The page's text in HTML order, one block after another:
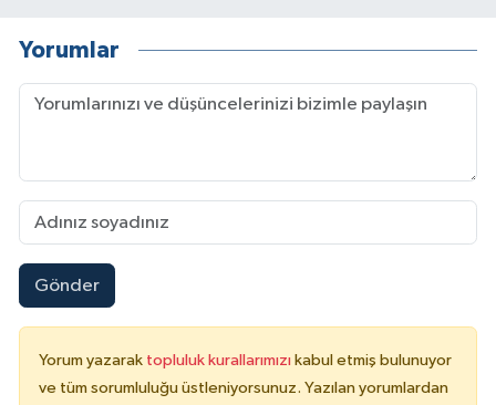
Yorumlar
Gönder
Yorum yazarak topluluk kurallarımızı kabul etmiş bulunuyor
ve tüm sorumluluğu üstleniyorsunuz. Yazılan yorumlardan